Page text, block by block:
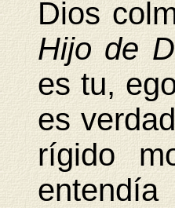
Dios
Hijo de
es tu,
es
rígido